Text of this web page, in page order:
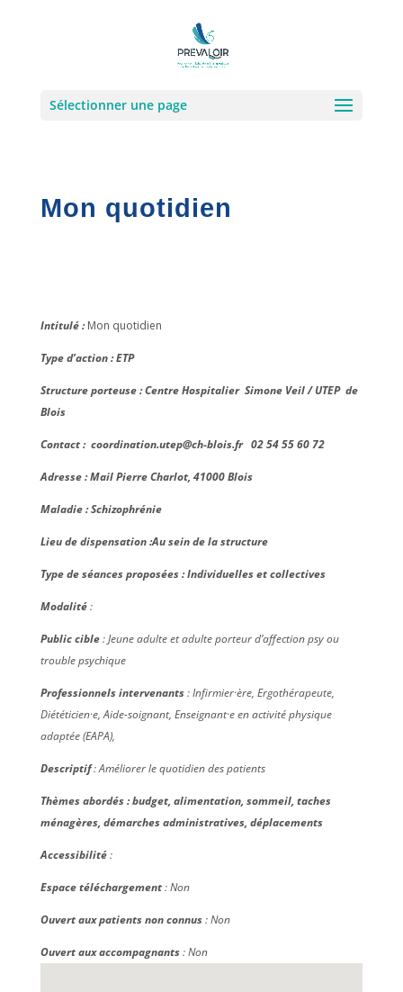
Sélectionner une page
Mon quotidien
Intitulé :Mon quotidien
Type d’action : ETP
Structure porteuse : Centre Hospitalier Simone Veil / UTEP de
Blois
Contact : coordination.utep@ch-blois.fr 02 54 55 60 72
Adresse : Mail Pierre Charlot, 41000 Blois
Maladie : Schizophrénie
Lieu de dispensation :Au sein de la structure
Type de séances proposées : Individuelles et collectives
Modalité:
Public cible:Jeune adulte et adulte porteur d’affection psy ou
trouble psychique
Professionnels intervenants:Infirmier·ère, Ergothérapeute,
Diététicien·e, Aide-soignant, Enseignant·e en activité physique
adaptée (EAPA),
Descriptif: Améliorer le quotidien des patients
Thèmes abordés :budget, alimentation, sommeil, taches
ménagères, démarches administratives, déplacements
Accessibilité:
Espace téléchargement: Non
Ouvert aux patients non connus: Non
Ouvert aux accompagnants: Non